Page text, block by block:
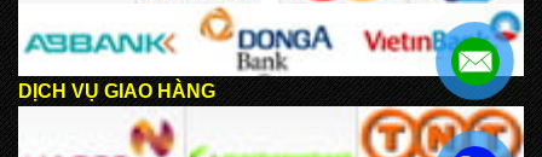
DỊCH VỤ GIAO HÀNG